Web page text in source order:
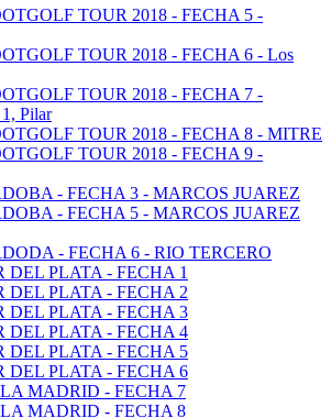
TOUR 2018 - FECHA 5 -
TOUR 2018 - FECHA 6 - Los
TOUR 2018 - FECHA 7 -
Pilar
TOUR 2018 - FECHA 8 - MITRE
TOUR 2018 - FECHA 9 -
- FECHA 3 - MARCOS JUAREZ
- FECHA 5 - MARCOS JUAREZ
- FECHA 6 - RIO TERCERO
PLATA - FECHA 1
PLATA - FECHA 2
DEL PLATA - FECHA 3
DEL PLATA - FECHA 4
DEL PLATA - FECHA 5
DEL PLATA - FECHA 6
MADRID - FECHA 7
MADRID - FECHA 8